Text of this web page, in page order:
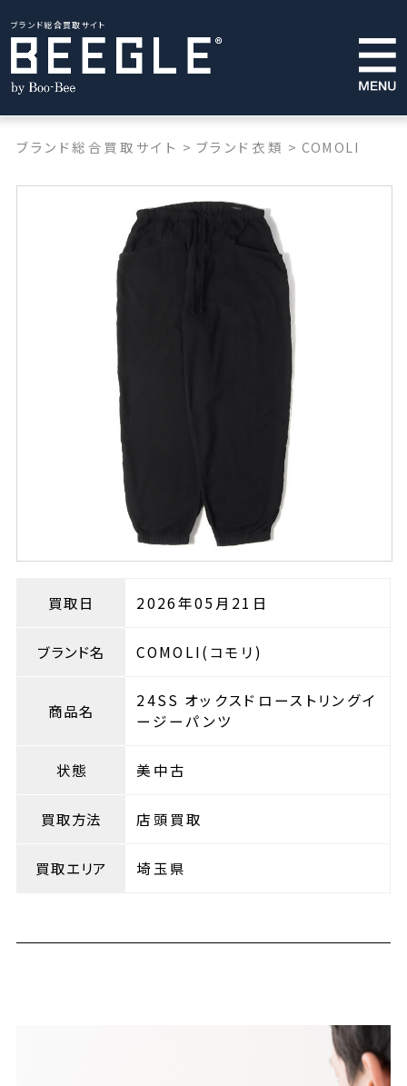
ブランド総合買取サイト
ブランド総合買取サイト > ブランド衣類 > COMOLI
買取日 2026年05月21日
ブランド名 COMOLI(コモリ)
商品名
24SS オックスドローストリングイ
ージーパンツ
状態 美中古
買取方法 店頭買取
買取エリア 埼玉県